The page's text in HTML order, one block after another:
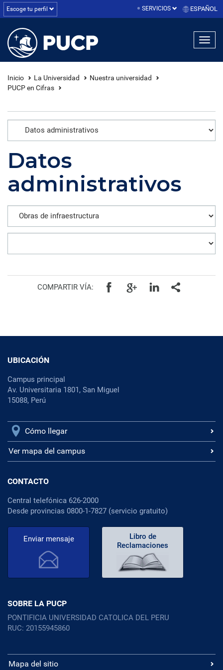
Escoge tu perfil SERVICIOS ESPAÑOL
Inicio La Universidad
Nuestra universidad
PUCP en Cifras
Datos
administrativos
COMPARTIR VÍA:
UBICACIÓN
Campus principal
Av. Universitaria 1801, San Miguel
15088, Perú
Cómo llegar
Ver mapa del campus
CONTACTO
Central telefónica 626-2000
Desde provincias 0800-1-7827 (servicio gratuito)
Enviar mensaje
Libro de
Reclamaciones
SOBRE LA PUCP
PONTIFICIA UNIVERSIDAD CATOLICA DEL PERU
RUC: 20155945860
Mapa del sitio